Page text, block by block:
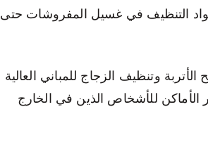
التنظيف في غسيل المفروشات حتى
وتنظيف الزجاج للمباني العالية
الأماكن للأشخاص الذين في الخارج